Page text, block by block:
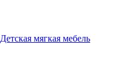
Детская мягкая мебель